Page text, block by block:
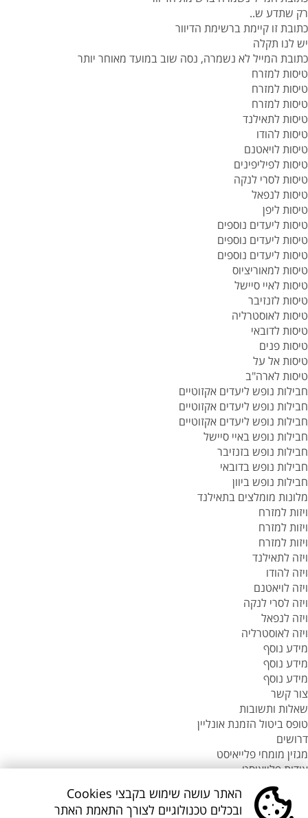
רק שתדע ש..
כתובת זו קיימת ברשימת הדיוור
יש לנו תקלה
כתובת המייל לא נשמרה, נסה שוב במועד מאוחר יותר
טיסות למזרח
טיסות למזרח
טיסות למזרח
טיסות לתאילנד
טיסות להודו
טיסות לויאטנם
טיסות לפיליפינים
טיסות לסרי לנקה
טיסות לנפאל
טיסות ליפן
טיסות ליעדים נוספים
טיסות ליעדים נוספים
טיסות ליעדים נוספים
טיסות למאוריציוס
טיסות לאיי סיישל
טיסות לזנזיבר
טיסות לאוסטרליה
טיסות לדובאי
טיסות פנים
טיסות אל על
טיסות לארה"ב
חבילות נופש ליעדים אקזוטיים
חבילות נופש ליעדים אקזוטיים
חבילות נופש ליעדים אקזוטיים
חבילות נופש באיי סיישל
חבילות נופש בזנזיבר
חבילות נופש בדובאי
חבילות נופש ביוון
מלונות מומלצים בתאילנד
ויזות למזרח
ויזות למזרח
ויזות למזרח
ויזה לתאילנד
ויזה להודו
ויזה לויאטנם
ויזה לסרי לנקה
ויזה לנפאל
ויזה לאוסטרליה
מידע נוסף
מידע נוסף
מידע נוסף
צור קשר
שאלות ותשובות
טופס ביטול הזמנת אונליין
דרושים
מגזין מומחי פלייאיסט
אודות פלייאיסט
סניפי flyeast בעולם
סניפי flyeast בעולם
האתר עושה שימוש בקבצי Cookies
ובכלים טכנולוגיים לצורך התאמת האתר